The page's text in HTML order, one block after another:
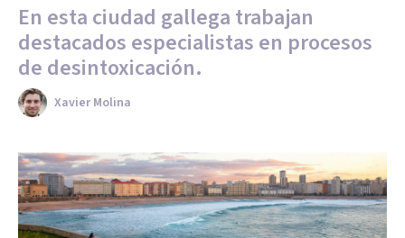
En esta ciudad gallega trabajan
destacados especialistas en procesos
de desintoxicación.
Xavier Molina